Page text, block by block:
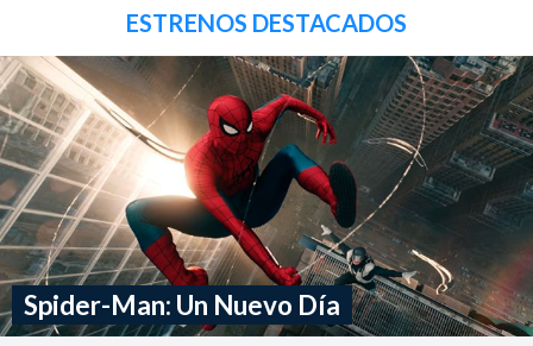
ESTRENOS DESTACADOS
Spider-Man: Un Nuevo Día